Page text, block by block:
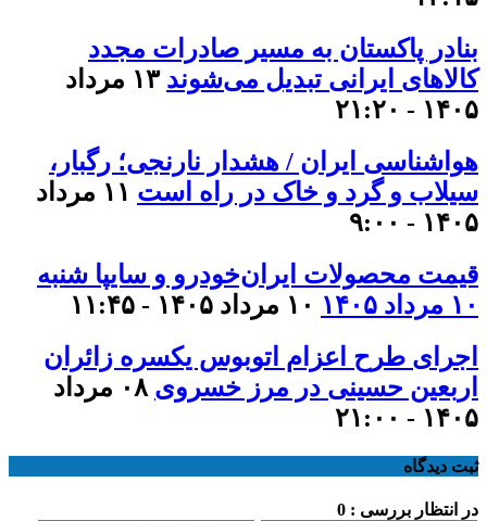
بنادر پاکستان به مسیر صادرات مجدد
کالاهای ایرانی تبدیل می‌شوند
۱۳ مرداد
۱۴۰۵ - ۲۱:۲۰
هواشناسی ایران / هشدار نارنجی؛ رگبار،
سیلاب و گرد و خاک در راه است
۱۱ مرداد
۱۴۰۵ - ۹:۰۰
قیمت محصولات ایران‌خودرو و سایپا شنبه
۱۰ مرداد ۱۴۰۵
۱۰ مرداد ۱۴۰۵ - ۱۱:۴۵
اجرای طرح اعزام اتوبوس یکسره زائران
اربعین حسینی در مرز خسروی
۰۸ مرداد
۱۴۰۵ - ۲۱:۰۰
ثبت دیدگاه
در انتظار بررسی : 0